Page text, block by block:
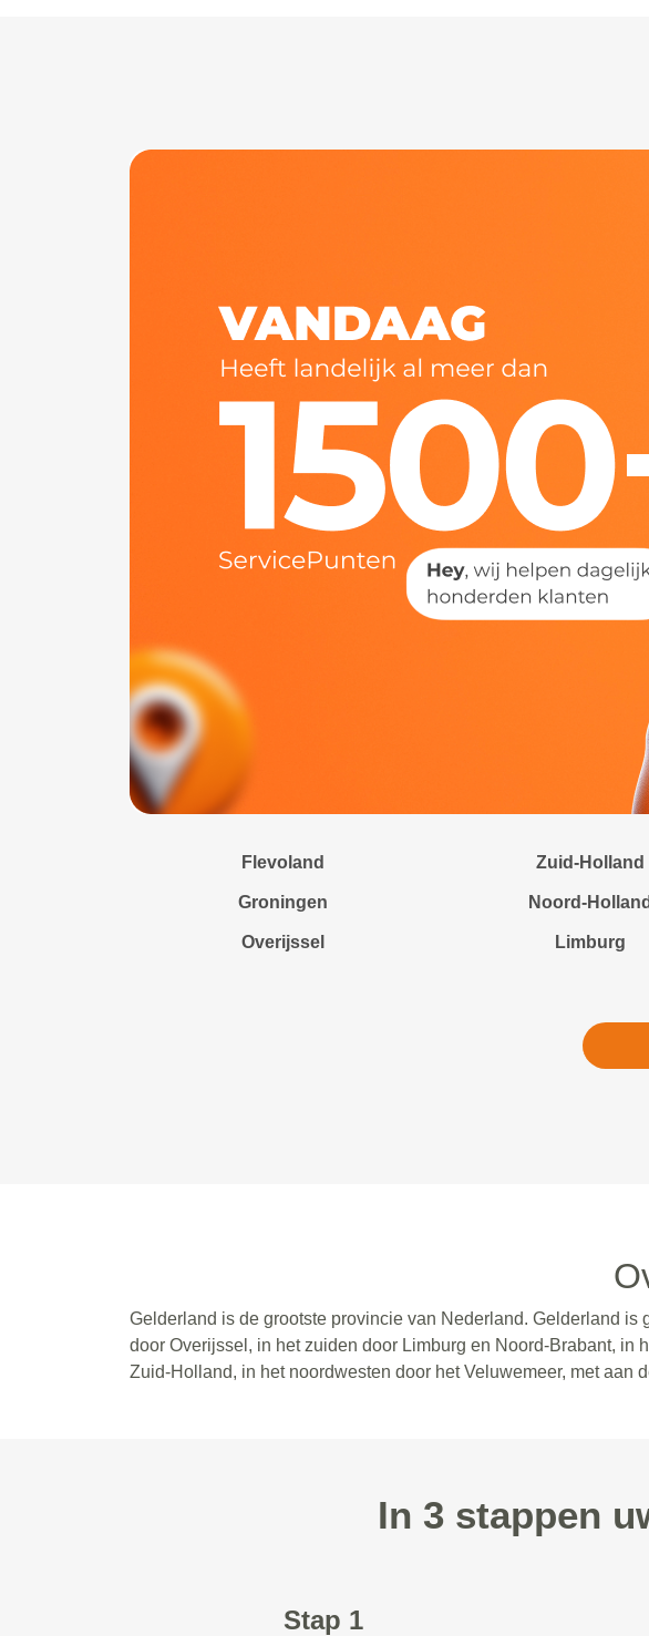
Flevoland Zuid-Holland
Groningen Noord-Holland
Overijssel Limburg
Gelderland is de grootste provincie van Nederland. Gelderland
door Overijssel, in het zuiden door Limburg en Noord-Brabant,
Zuid-Holland, in het noordwesten door het Veluwemeer, met aan
In 3 stappen
Stap 1